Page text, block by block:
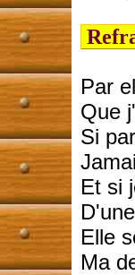
Par
Que
Si
Et si
Elle
Ma